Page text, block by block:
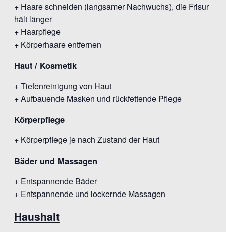
+ Haare schneiden (langsamer Nachwuchs), die Frisur
hält länger
+ Haarpflege
+ Körperhaare entfernen
Haut / Kosmetik
+ Tiefenreinigung von Haut
+ Aufbauende Masken und rückfettende Pflege
Körperpflege
+ Körperpflege je nach Zustand der Haut
Bäder und Massagen
+ Entspannende Bäder
+ Entspannende und lockernde Massagen
Haushalt